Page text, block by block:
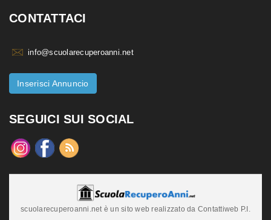
CONTATTACI
info@scuolarecuperoanni.net
Inserisci Annuncio
SEGUICI SUI SOCIAL
scuolarecuperoanni.net è un sito web realizzato da Contattiweb P.I.